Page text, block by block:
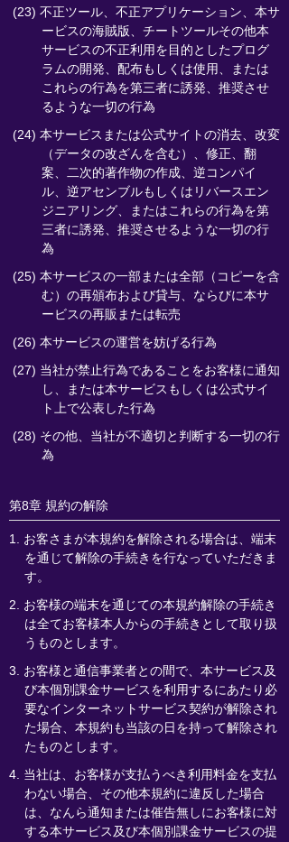
(23) 不正ツール、不正アプリケーション、本サ
ービスの海賊版、チートツールその他本
サービスの不正利用を目的としたプログ
ラムの開発、配布もしくは使用、または
これらの行為を第三者に誘発、推奨させ
るような一切の行為
(24) 本サービスまたは公式サイトの消去、改変
（データの改ざんを含む）、修正、翻
案、二次的著作物の作成、逆コンパイ
ル、逆アセンブルもしくはリバースエン
ジニアリング、またはこれらの行為を第
三者に誘発、推奨させるような一切の行
為
(25) 本サービスの一部または全部（コピーを含
む）の再頒布および貸与、ならびに本サ
ービスの再販または転売
(26) 本サービスの運営を妨げる行為
(27) 当社が禁止行為であることをお客様に通知
し、または本サービスもしくは公式サイ
ト上で公表した行為
(28) その他、当社が不適切と判断する一切の行
為
第8章 規約の解除
1. お客さまが本規約を解除される場合は、端末
を通じて解除の手続きを行なっていただきま
す。
2. お客様の端末を通じての本規約解除の手続き
は全てお客様本人からの手続きとして取り扱
うものとします。
3. お客様と通信事業者との間で、本サービス及
び本個別課金サービスを利用するにあたり必
要なインターネットサービス契約が解除され
た場合、本規約も当該の日を持って解除され
たものとします。
4. 当社は、お客様が支払うべき利用料金を支払
わない場合、その他本規約に違反した場合
は、なんら通知または催告無しにお客様に対
する本サービス及び本個別課金サービスの提